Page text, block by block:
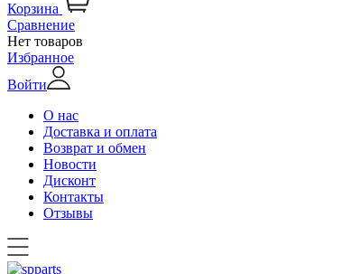
Корзина
Сравнение
Нет товаров
Избранное
Войти
О нас
Доставка и оплата
Возврат и обмен
Новости
Дисконт
Контакты
Отзывы